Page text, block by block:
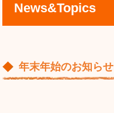
News&Topics
年末年始のお知らせ